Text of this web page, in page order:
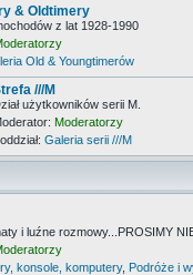
& Oldtimery
z lat 1928-1990
Old & Youngtimerów
///M
użytkowników serii M.
Moderatorzy
Galeria serii ///M
i luźne rozmowy...PROSIMY
konsole, komputery, Podróże i